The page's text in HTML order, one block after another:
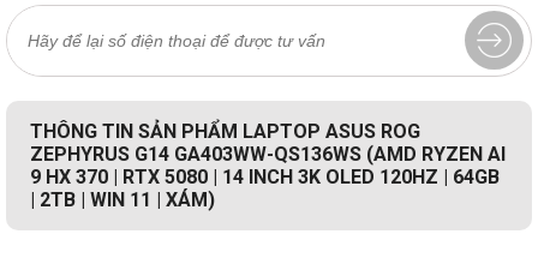
THÔNG TIN SẢN PHẨM LAPTOP ASUS ROG
ZEPHYRUS G14 GA403WW-QS136WS (AMD RYZEN AI
9 HX 370 | RTX 5080 | 14 INCH 3K OLED 120HZ | 64GB
| 2TB | WIN 11 | XÁM)